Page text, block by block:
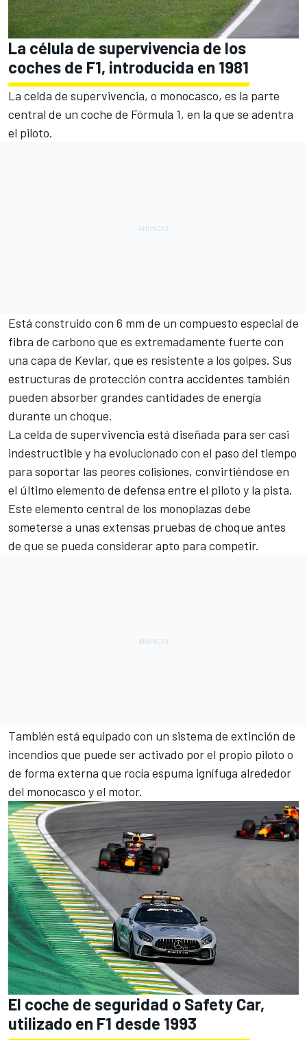
La célula de supervivencia de los
coches de F1, introducida en 1981
La celda de supervivencia, o monocasco, es la parte
central de un coche de Fórmula 1, en la que se adentra
el piloto.
Está construido con 6 mm de un compuesto especial de
fibra de carbono que es extremadamente fuerte con
una capa de Kevlar, que es resistente a los golpes. Sus
estructuras de protección contra accidentes también
pueden absorber grandes cantidades de energía
durante un choque.
La celda de supervivencia está diseñada para ser casi
indestructible y ha evolucionado con el paso del tiempo
para soportar las peores colisiones, convirtiéndose en
el último elemento de defensa entre el piloto y la pista.
Este elemento central de los monoplazas debe
someterse a unas extensas pruebas de choque antes
de que se pueda considerar apto para competir.
También está equipado con un sistema de extinción de
incendios que puede ser activado por el propio piloto o
de forma externa que rocía espuma ignífuga alrededor
del monocasco y el motor.
El coche de seguridad o Safety Car,
utilizado en F1 desde 1993